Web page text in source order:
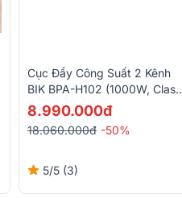
Cục Đẩy Công Suất 2 Kênh
BIK BPA-H102 (1000W, Class
H)
8.990.000đ
18.060.000đ -50%
5/5 (3)